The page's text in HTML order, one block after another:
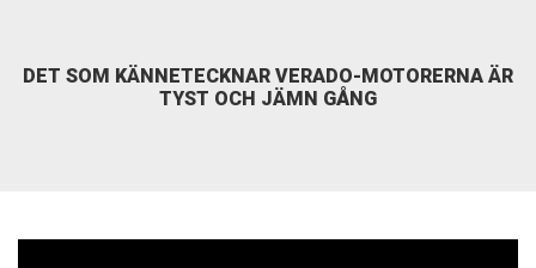
DET SOM KÄNNETECKNAR VERADO-MOTORERNA ÄR
TYST OCH JÄMN GÅNG